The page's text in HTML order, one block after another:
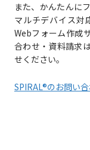
また、かんたんに
マルチデバイス対
Webフォーム作成
合わせ・資料請求
せください。
SPIRAL®のお問い